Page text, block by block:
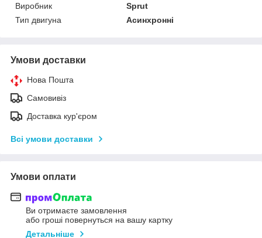
Виробник
Sprut
Тип двигуна
Асинхронні
Умови доставки
Нова Пошта
Самовивіз
Доставка кур'єром
Всі умови доставки
Умови оплати
Ви отримаєте замовлення
або гроші повернуться на вашу картку
Детальніше